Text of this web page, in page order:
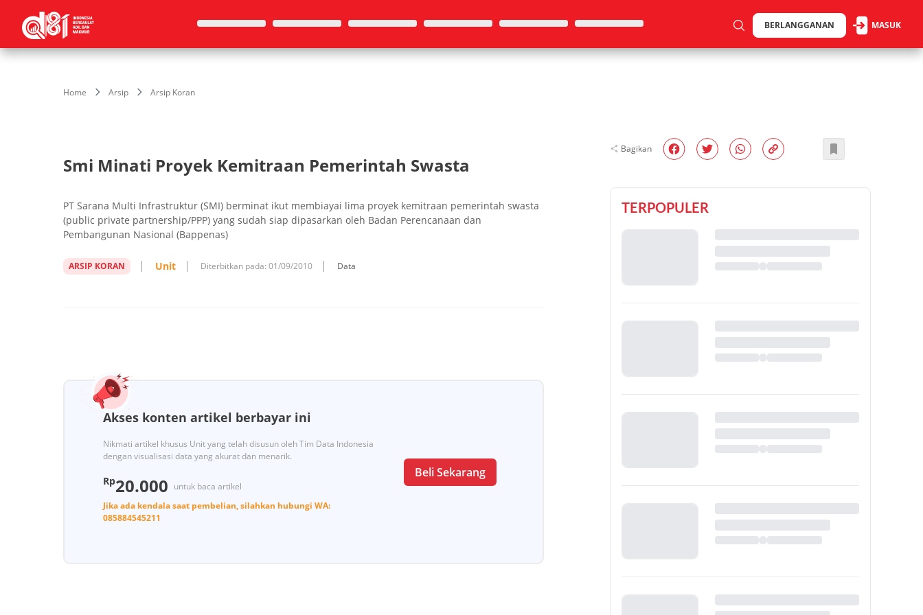
BERLANGGANAN MASUK
Home Arsip Arsip Koran
Smi Minati Proyek Kemitraan Pemerintah Swasta
PT Sarana Multi Infrastruktur (SMI) berminat ikut membiayai lima proyek kemitraan pemerintah swasta
(public private partnership/PPP) yang sudah siap dipasarkan oleh Badan Perencanaan dan
Pembangunan Nasional (Bappenas)
ARSIP KORAN Unit Diterbitkan pada: 01/09/2010 Data
Akses konten artikel berbayar ini
Nikmati artikel khusus Unit yang telah disusun oleh Tim Data Indonesia
dengan visualisasi data yang akurat dan menarik.
Rp20.000 untuk baca artikel
Jika ada kendala saat pembelian, silahkan hubungi WA:
085884545211
Beli Sekarang
Bagikan
TERPOPULER